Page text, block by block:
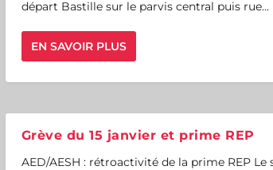
départ Bastille sur le parvis central puis rue...
EN SAVOIR PLUS
Grève du 15 janvier et prime REP
AED/AESH : rétroactivité de la prime REP Le